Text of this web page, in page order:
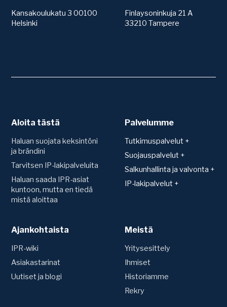
Kansakoulukatu 3 00100
Helsinki
Finlaysoninkuja 21 A
33210 Tampere
Aloita tästä
Haluan suojata keksintöni
ja brändini
Tarvitsen IP-lakipalveluita
Haluan saada IPR-asiat
kuntoon, mutta en tiedä
mistä aloittaa
Palvelumme
Tutkimuspalvelut +
Patentit
Teknologiakartoitus
(FTO)
Tavaramerkit
Suojauspalvelut +
Suojan hakeminen ja
Verkkotunnus (Domain)
Patentti
Salkunhallinta ja valvonta +
Salkunhallinta
Siirrot ja nimenmuutokset
Vuosimaksut ja uudistukset
Valvonta
Kilpailijaseuranta
Patenttirekisterien valvonta
IP-lakipalvelut +
Domain-riitaprosessi (UDRP)
Oikeudenkäynnit
Väite- ja
Ajankohtaista
IPR-wiki
Asiakastarinat
Uutiset ja blogi
Meistä
Yritysesittely
Ihmiset
Historiamme
Rekry